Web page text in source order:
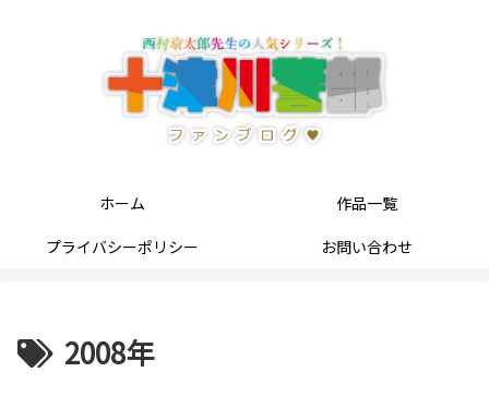
ホーム
作品一覧
プライバシーポリシー
お問い合わせ
2008年